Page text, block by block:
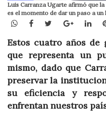
Luis Carranza Ugarte afirmó que
es el momento de dar un paso a un
WhatsApp
Facebook
TwitterGoogle+
Estos cuatro años
que representa un
mismo, dado que
preservar la
su eficiencia y
enfrentan nuestros